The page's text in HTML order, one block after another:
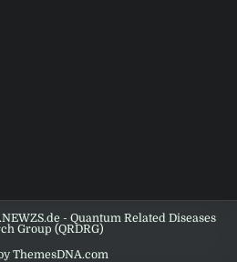
- Quantum Related Diseases
Group (QRDRG)
ThemesDNA.com